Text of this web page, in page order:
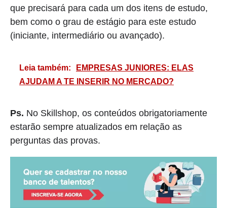
que precisará para cada um dos itens de estudo,
bem como o grau de estágio para este estudo
(iniciante, intermediário ou avançado).
Leia também:
EMPRESAS JUNIORES: ELAS
AJUDAM A TE INSERIR NO MERCADO?
Ps. No Skillshop, os conteúdos obrigatoriamente
estarão sempre atualizados em relação as
perguntas das provas.